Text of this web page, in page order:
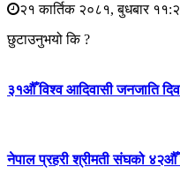
२१ कार्तिक २०८१, बुधबार
छुटाउनुभयो कि ?
३१औँ विश्व आदिवासी जनजाति
नेपाल प्रहरी श्रीमती संघको ४२औँ